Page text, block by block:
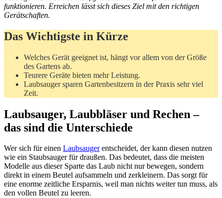
funktionieren. Erreichen lässt sich dieses Ziel mit den richtigen
Gerätschaften.
Das Wichtigste in Kürze
Welches Gerät geeignet ist, hängt vor allem von der Größe
des Gartens ab.
Teurere Geräte bieten mehr Leistung.
Laubsauger sparen Gartenbesitzern in der Praxis sehr viel
Zeit.
Laubsauger, Laubbläser und Rechen –
das sind die Unterschiede
Wer sich für einen Laubsaugerentscheidet, der kann diesen nutzen
wie ein Staubsauger für draußen. Das bedeutet, dass die meisten
Modelle aus dieser Sparte das Laub nicht nur bewegen, sondern
direkt in einem Beutel aufsammeln und zerkleinern. Das sorgt für
eine enorme zeitliche Ersparnis, weil man nichts weiter tun muss, als
den vollen Beutel zu leeren.